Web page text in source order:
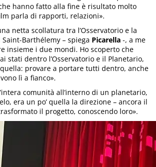
hanno fatto alla fine è risultato molto
parla di rapporti, relazioni».
netta scollatura tra l’Osservatorio e la
Barthélemy – spiega Picarella -, a me
insieme i due mondi. Ho scoperto che
stati dentro l’Osservatorio e il Planetario,
provare a portare tutti dentro, anche
lì a fianco».
comunità all’interno di un planetario,
era un po’ quella la direzione – ancora il
il progetto, conoscendo loro».